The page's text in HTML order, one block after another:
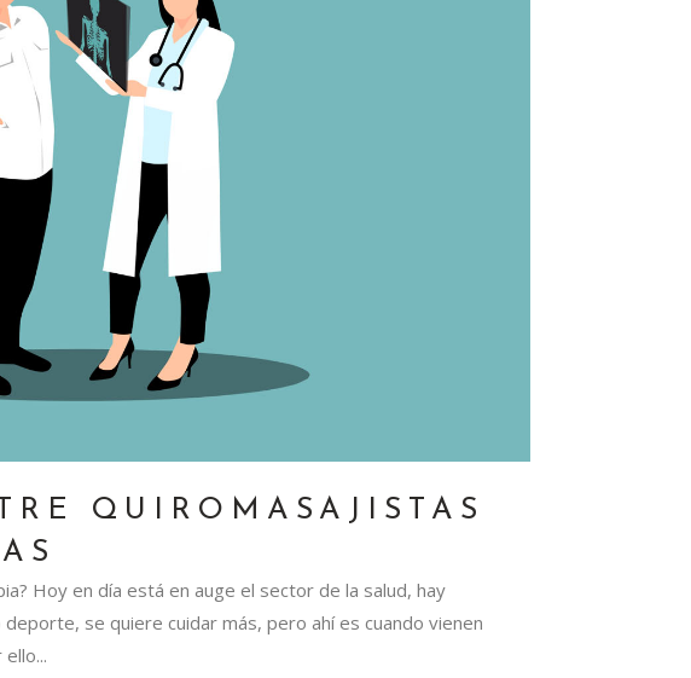
QUIROMASAJISTAS
Hoy en día está en auge el sector de la salud, hay
se quiere cuidar más, pero ahí es cuando vienen